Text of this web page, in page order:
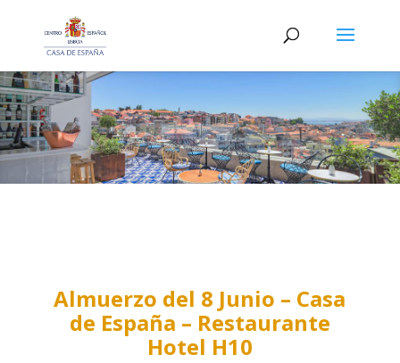
Almuerzo del 8 Junio – Casa
de España – Restaurante
Hotel H10